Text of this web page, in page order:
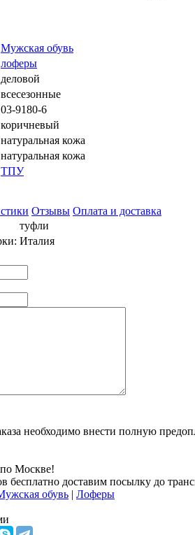
Мужская обувь
лоферы
деловой
всесезонные
03-9180-6
коричневый
натуральная кожа
натуральная кожа
ТПУ
Отзывы Оплата и доставка
туфли
Италия
необходимо внести полную
по Москве!
бесплатно доставим посылку до
обувь | Лоферы